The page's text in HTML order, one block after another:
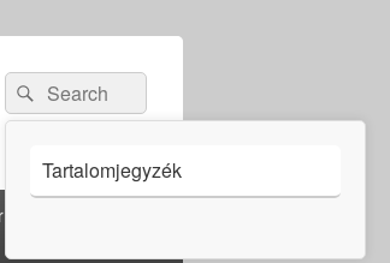
Search
for:
Search
Tartalomjegyzék